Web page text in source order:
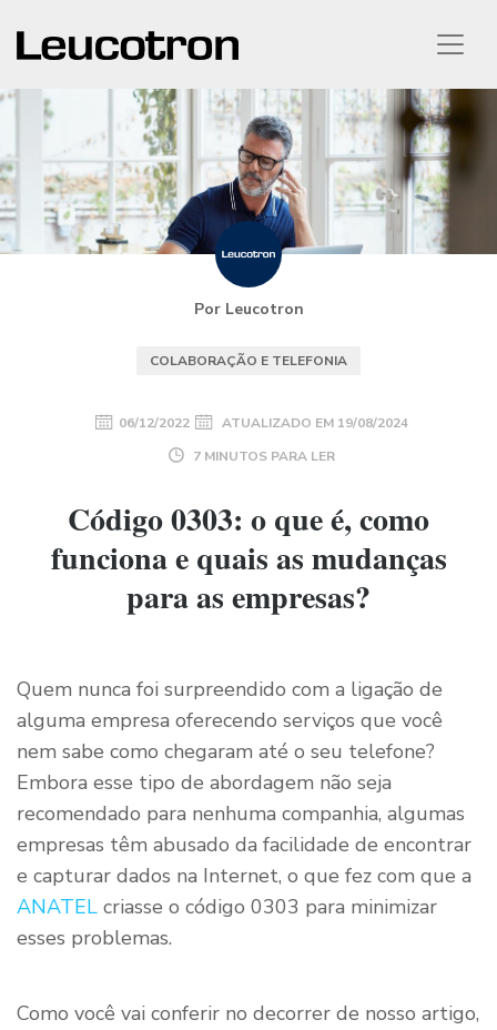
Por Leucotron
COLABORAÇÃO E TELEFONIA
06/12/2022 ATUALIZADO EM 19/08/2024
7 MINUTOS PARA LER
Código 0303: o que é, como
funciona e quais as mudanças
para as empresas?
Quem nunca foi surpreendido com a ligação de
alguma empresa oferecendo serviços que você
nem sabe como chegaram até o seu telefone?
Embora esse tipo de abordagem não seja
recomendado para nenhuma companhia, algumas
empresas têm abusado da facilidade de encontrar
e capturar dados na Internet, o que fez com que a
ANATEL criasse o código 0303 para minimizar
esses problemas.
Como você vai conferir no decorrer de nosso artigo,